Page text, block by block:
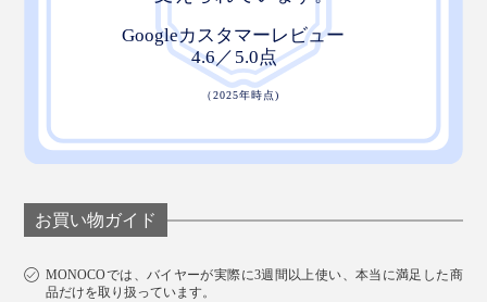
開閉はいたってスムーズ。傘を開ききるときの“スポ
ッ”という感触が、なんともいえない心地よさです。
5. カバー付き
お買い物ガイド
MONOCOでは、バイヤーが実際に3週間以上使い、本当に満足した商
品だけを取り扱っています。